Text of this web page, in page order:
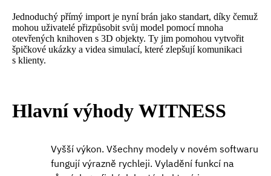
Jednoduchý přímý import je nyní brán jako standart, díky čemuž
mohou uživatelé přizpůsobit svůj model pomocí mnoha
otevřených knihoven s 3D objekty. Ty jim pomohou vytvořit
špičkové ukázky a videa simulací, které zlepšují komunikaci
s klienty.
Hlavní výhody WITNESS
Vyšší výkon. Všechny modely v novém softwaru
fungují výrazně rychleji. Vyladění funkcí na